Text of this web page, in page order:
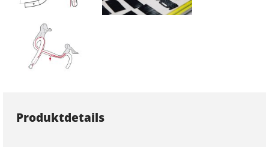
Produktdetails